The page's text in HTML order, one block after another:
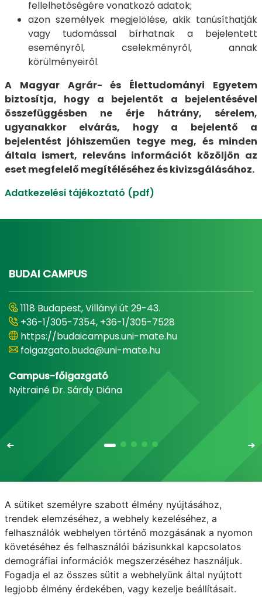
fellelhetőségére vonatkozó adatok;
azon személyek megjelölése, akik tanúsíthatják
vagy tudomással bírhatnak a bejelentett
eseményről, cselekményről, annak
körülményeiről.
A Magyar Agrár- és Élettudományi Egyetem
biztosítja, hogy a bejelentőt a bejelentésével
összefüggésben ne érje hátrány, sérelem,
ugyanakkor elvárás, hogy a bejelentő a
bejelentést jóhiszeműen tegye meg, és minden
általa ismert, releváns információt közöljön az
eset megfelelő megítéléséhez és kivizsgálásához.
Adatkezelési tájékoztató (pdf)
BUDAI CAMPUS
1118 Budapest, Villányi út 29-43.
+36-1/305-7354, +36-1/305-7528
https://budaicampus.uni-mate.hu
foigazgato.buda@uni-mate.hu
Campus-főigazgató
Nyitrainé Dr. Sárdy Diána
Email Telefonkönyv NEPTUN
E-learning
Médiaközpont
Informatikai Igazgatóság
Adatvédelem
A sütiket személyre szabott élmény nyújtásához,
trendek elemzéséhez, a webhely kezeléséhez, a
felhasználók webhelyen történő mozgásának a nyomon
követéséhez és felhasználói bázisunkkal kapcsolatos
demográfiai információk megszerzéséhez használjuk.
Fogadja el az összes sütit a webhelyünk által nyújtott
legjobb élmény érdekében, vagy kezelje beállításait.